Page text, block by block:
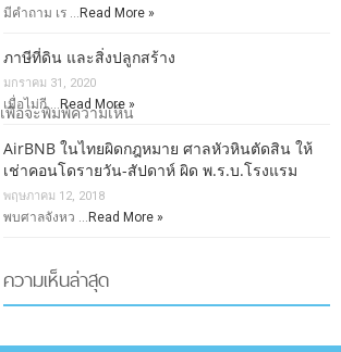
เพื่อจะพิมพ์ความเห็น
มีคำถาม เร … Read More »
ภาษีที่ดิน และสิ่งปลูกสร้าง
มกราคม 31, 2020
เมื่อไม่กี … Read More »
AirBNB ในไทยผิดกฎหมาย ศาลหัวหินตัดสิน ให้
เช่าคอนโดรายวัน-สัปดาห์ ผิด พ.ร.บ.โรงแรม
พฤษภาคม 12, 2018
พบศาลจังหว … Read More »
ความเห็นล่าสุด